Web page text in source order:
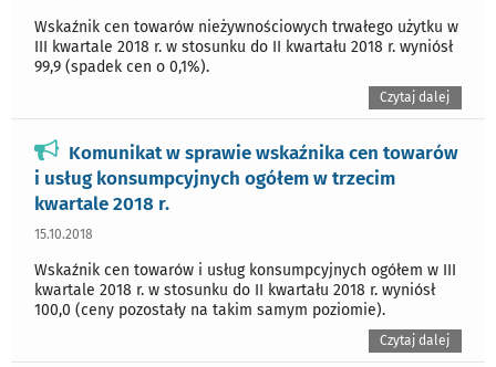
Wskaźnik cen towarów nieżywnościowych trwałego użytku w
III kwartale 2018 r. w stosunku do II kwartału 2018 r. wyniósł
99,9 (spadek cen o 0,1%).
Czytaj dalej
Komunikat w sprawie wskaźnika cen towarów
i usług konsumpcyjnych ogółem w trzecim
kwartale 2018 r.
15.10.2018
Wskaźnik cen towarów i usług konsumpcyjnych ogółem w III
kwartale 2018 r. w stosunku do II kwartału 2018 r. wyniósł
100,0 (ceny pozostały na takim samym poziomie).
Czytaj dalej